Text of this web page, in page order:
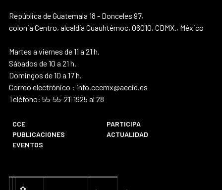
República de Guatemala 18 - Donceles 97,
colonia Centro, alcaldía Cuauhtémoc, 06010, CDMX., México
Martes a viernes de 11 a 21 h.
Sábados de 10 a 21 h.
Domingos de 10 a 17 h.
Correo electrónico : info.ccemx@aecid.es
Teléfono: 55-55-21-1925 al 28
CCE
PARTICIPA
PUBLICACIONES
ACTUALIDAD
EVENTOS